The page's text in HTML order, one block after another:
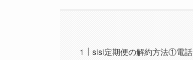
sisi定期便の解約方法①電話